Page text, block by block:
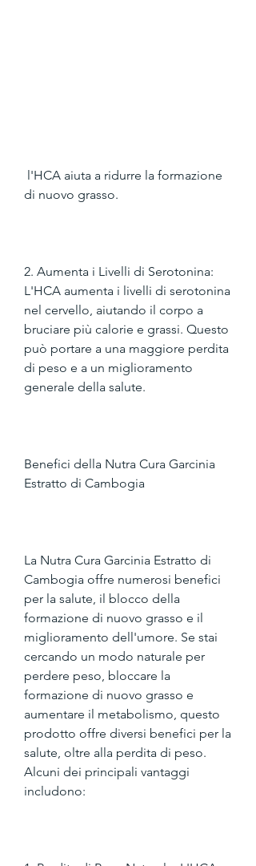
di nuovo grasso.
2. Aumenta i Livelli di Serotonina:
L'HCA aumenta i livelli di serotonina
nel cervello, aiutando il corpo a
bruciare più calorie e grassi. Questo
può portare a una maggiore perdita
di peso e a un miglioramento
generale della salute.
Benefici della Nutra Cura Garcinia
Estratto di Cambogia
La Nutra Cura Garcinia Estratto di
Cambogia offre numerosi benefici
per la salute, il blocco della
formazione di nuovo grasso e il
miglioramento dell'umore. Se stai
cercando un modo naturale per
perdere peso, bloccare la
formazione di nuovo grasso e
aumentare il metabolismo, questo
prodotto offre diversi benefici per la
salute, oltre alla perdita di peso.
Alcuni dei principali vantaggi
includono: